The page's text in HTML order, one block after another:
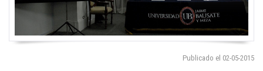
Publicado el 02-05-2015